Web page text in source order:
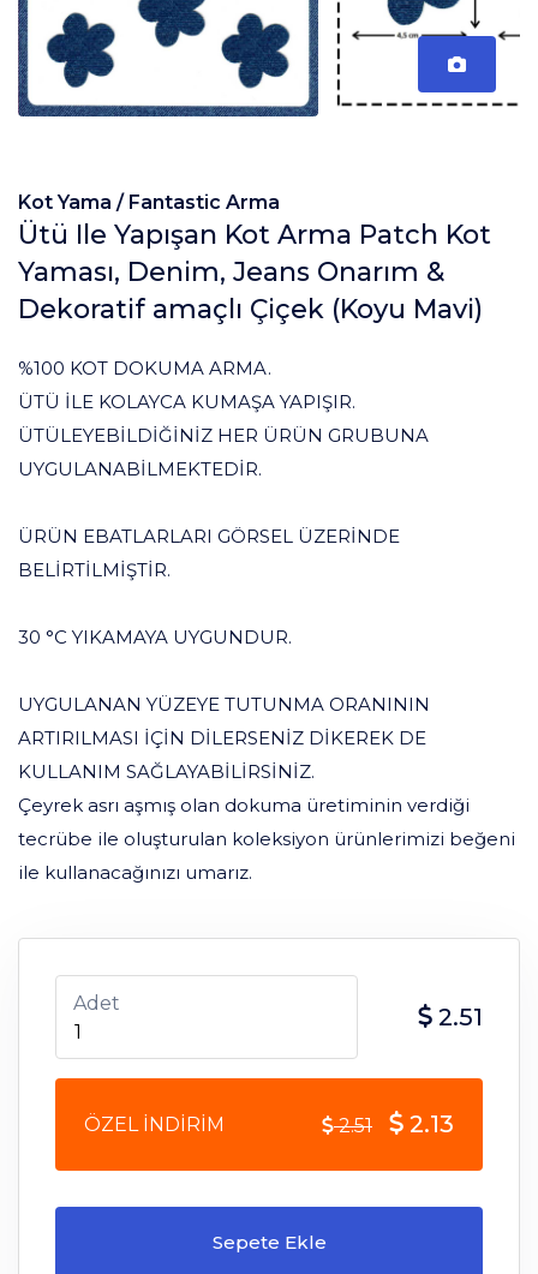
Kot Yama / Fantastic Arma
Ütü Ile Yapışan Kot Arma Patch Kot
Yaması, Denim, Jeans Onarım &
Dekoratif amaçlı Çiçek (Koyu Mavi)
%100 KOT DOKUMA ARMA.
ÜTÜ İLE KOLAYCA KUMAŞA YAPIŞIR.
ÜTÜLEYEBİLDİĞİNİZ HER ÜRÜN GRUBUNA
UYGULANABİLMEKTEDİR.
ÜRÜN EBATLARLARI GÖRSEL ÜZERİNDE
BELİRTİLMİŞTİR.
30 °C YIKAMAYA UYGUNDUR.
UYGULANAN YÜZEYE TUTUNMA ORANININ
ARTIRILMASI İÇİN DİLERSENİZ DİKEREK DE
KULLANIM SAĞLAYABİLİRSİNİZ.
Çeyrek asrı aşmış olan dokuma üretiminin verdiği
tecrübe ile oluşturulan koleksiyon ürünlerimizi beğeni
ile kullanacağınızı umarız.
Adet 2.51
ÖZEL İNDİRİM 2.51 2.13
Sepete Ekle